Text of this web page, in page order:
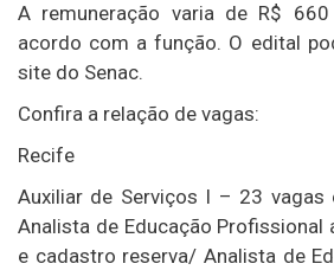
A remuneração varia de R$
acordo com a função. O edital
site do Senac.
Confira a relação de vagas:
Recife
Auxiliar de Serviços I – 23 vagas
Analista de Educação Profissional
e cadastro reserva/ Analista de